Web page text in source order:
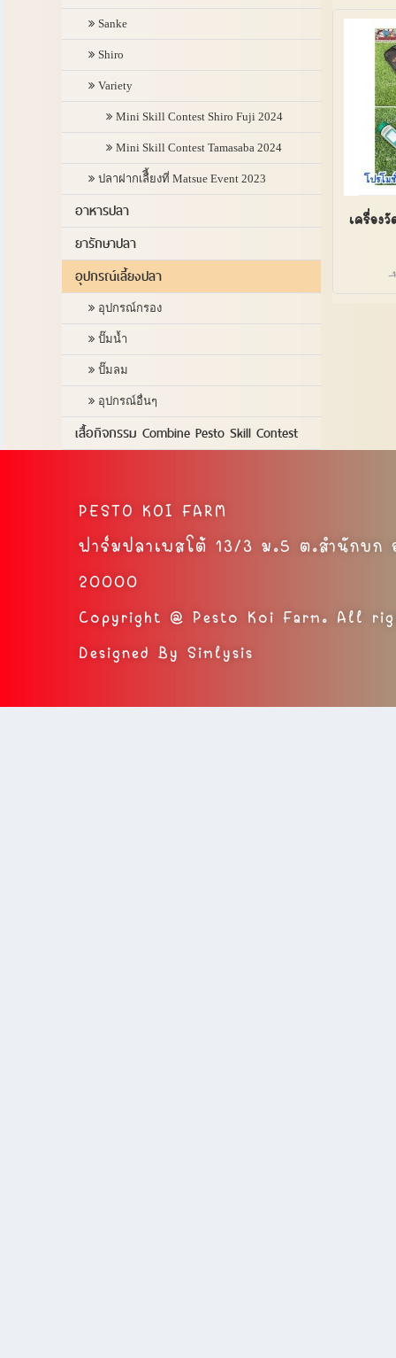
Sanke
Shiro
Variety
Mini Skill Contest Shiro Fuji 2024
Mini Skill Contest Tamasaba 2024
ปลาฝากเลืี้ยงที่ Matsue Event 2023
อาหารปลา
ยารักษาปลา
อุปกรณ์เลี้ยงปลา
อุปกรณ์กรอง
ปั๊มน้ำ
ปั๊มลม
อุปกรณ์อื่นๆ
เสื้อกิจกรรม Combine Pesto Skill Contest
เครื่อง
PESTO KOI FARM
ฟาร์มปลาเพสโต้ 13/3 ม.5 ต.สำนักบก
20000
Copyright @ Pesto Koi Farm. All
Designed By Simlysis